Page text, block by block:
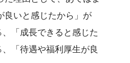
良いと感じたから」が
「成長できると感じた
「待遇や福利厚生が良